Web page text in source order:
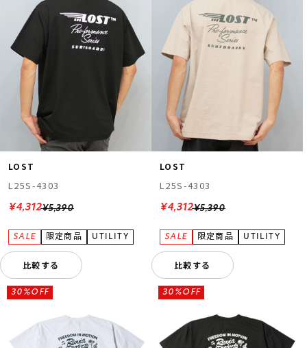
LOST
L25S-4303
¥5,390
¥4,312
比較する
LOST
L25S-4303
¥5,390
¥4,312
比較する
30%OFF 30%OFF